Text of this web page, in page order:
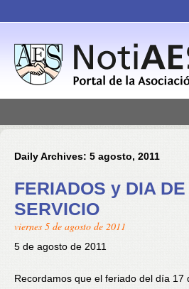
Daily Archives: 5 agosto, 2011
FERIADOS y DIA
SERVICIO
viernes 5 de agosto de 2011
5 de agosto de 2011
Recordamos que el feriado del día